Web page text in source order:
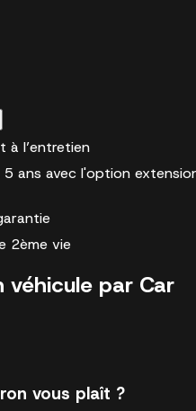
à l’entretien
ans avec l'option
2ème vie
véhicule par Car
vous plaît ?